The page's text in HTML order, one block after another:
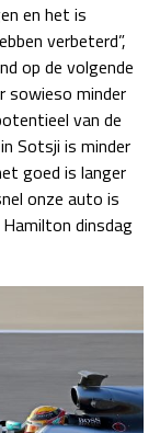
en het is
verbeterd”,
op de volgende
sowieso minder
van de
Sotsji is minder
goed is langer
onze auto is
dinsdag